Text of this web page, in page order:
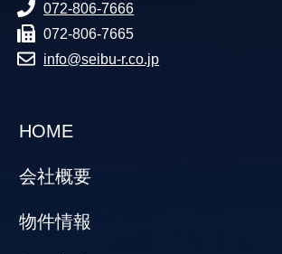
072-806-7666
072-806-7665
info@seibu-r.co.jp
HOME
会社概要
物件情報